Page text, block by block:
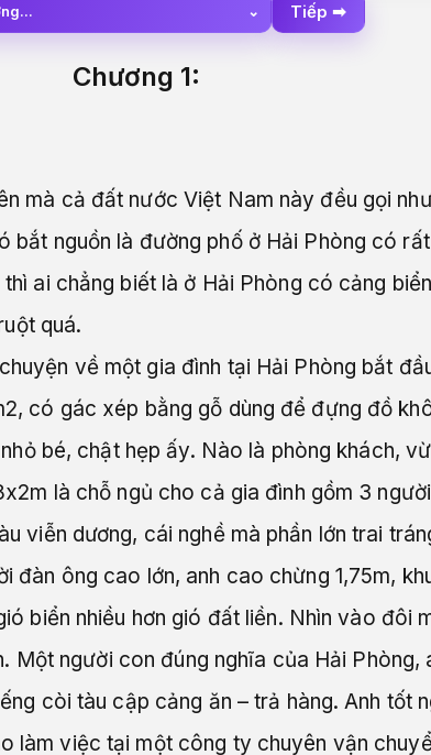
⌄ Tiếp ➡
Chương 1:
mà cả đất nước Việt Nam này đều gọi
bắt nguồn là đường phố ở Hải Phòng có
ai chẳng biết là ở Hải Phòng có cảng
quá.
về một gia đình tại Hải Phòng bắt
có gác xép bằng gỗ dùng để đựng đồ
bé, chật hẹp ấy. Nào là phòng khách,
là chỗ ngủ cho cả gia đình gồm 3
viễn dương, cái nghề mà phần lớn trai
đàn ông cao lớn, anh cao chừng 1,75m,
biển nhiều hơn gió đất liền. Nhìn vào đôi
người con đúng nghĩa của Hải Phòng,
còi tàu cập cảng ăn – trả hàng. Anh tốt
làm việc tại một công ty chuyên vận